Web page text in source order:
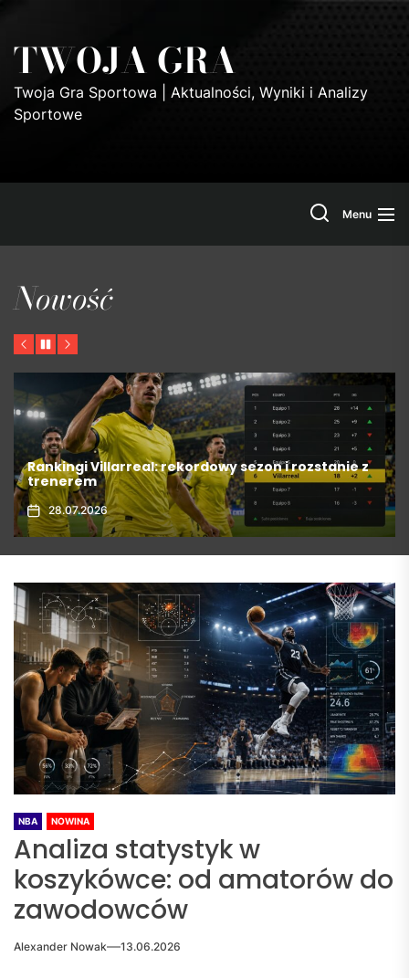
the
content
TWOJA GRA
Twoja Gra Sportowa | Aktualności, Wyniki i Analizy
Sportowe
SearchMenu
Nowość
Previous
PauseNext
sezon i rozstanie z
Formaty jackpotów i ich
online
31.07.2026
NBA NOWINA
Analiza statystyk w
koszykówce: od amatorów do
zawodowców
Alexander Nowak 13.06.2026